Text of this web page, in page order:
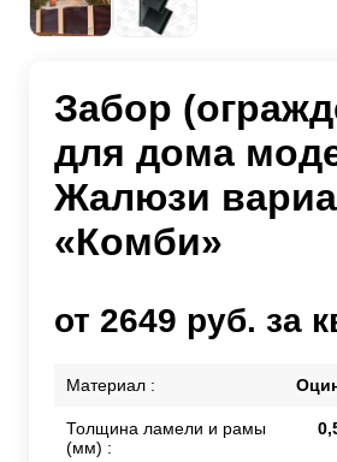
Забор
для дома
Жалюзи
«Комби»
от 2649 руб. за
Материал :
Толщина ламели и рамы
(мм) :